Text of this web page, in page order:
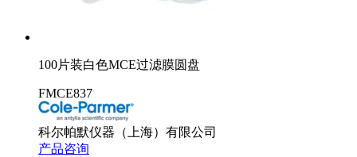
100片装白色MCE过滤膜圆盘
FMCE837
科尔帕默仪器（上海）有限公司
产品咨询